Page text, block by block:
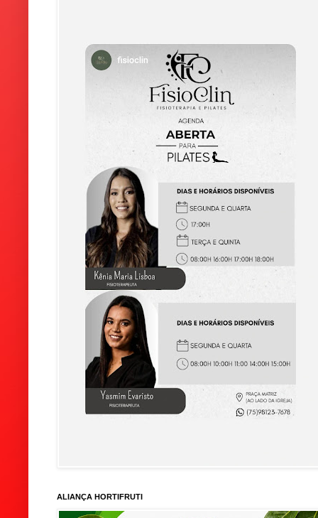
ALIANÇA HORTIFRUTI